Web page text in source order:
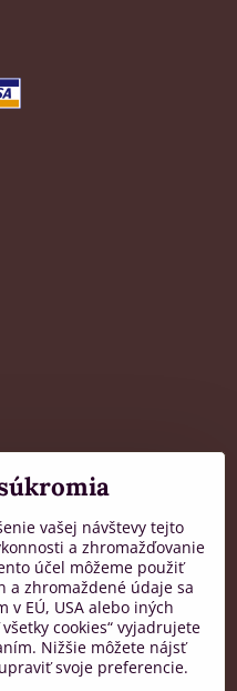
vašej návštevy tejto
a zhromažďovanie
účel môžeme použiť
a zhromaždené údaje sa
EÚ, USA alebo iných
cookies“ vyjadrujete
Nižšie môžete nájsť
svoje preferencie.